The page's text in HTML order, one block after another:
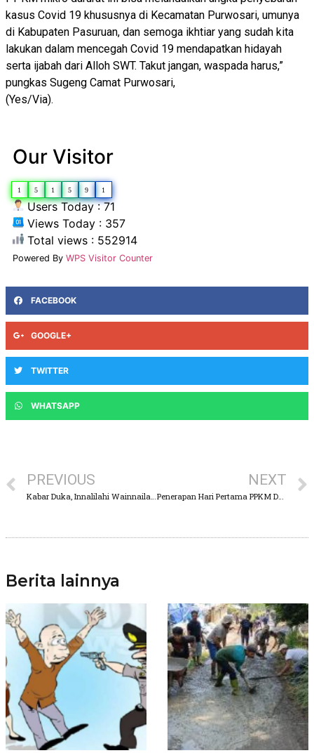
kasus Covid 19 khususnya di Kecamatan Purwosari, umunya
di Kabupaten Pasuruan, dan semoga ikhtiar yang sudah kita
lakukan dalam mencegah Covid 19 mendapatkan hidayah
serta ijabah dari Alloh SWT. Takut jangan, waspada harus,”
pungkas Sugeng Camat Purwosari,
(Yes/Via).
Our Visitor
1 5 1 5 9 1
Users Today : 71
Views Today : 357
Total views : 552914
Powered By WPS Visitor Counter
FACEBOOK
GOOGLE+
TWITTER
WHATSAPP
PREVIOUS NEXT
Penerapan Hari Pertama PPKM Darurat, Polda Jatim Berangkatkan Patroli Show Of Force
Berita lainnya